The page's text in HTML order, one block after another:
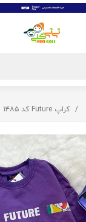
کراپ Future کد ۱۴۸۵